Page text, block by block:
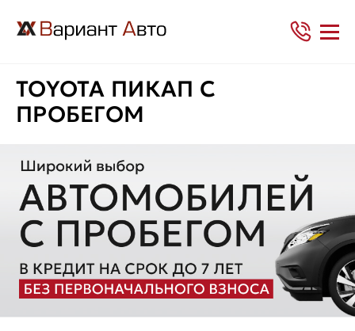
TOYOTA ПИКАП С
ПРОБЕГОМ